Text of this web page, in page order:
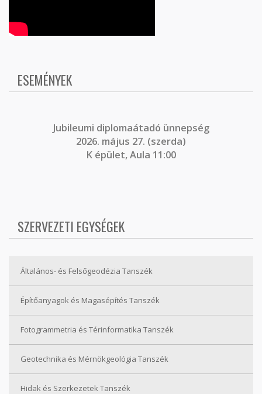
ESEMÉNYEK
Jubileumi diplomaátadó ünnepség
2026. május 27. (szerda)
K épület, Aula 11:00
SZERVEZETI EGYSÉGEK
Általános- és Felsőgeodézia Tanszék
Építőanyagok és Magasépítés Tanszék
Fotogrammetria és Térinformatika Tanszék
Geotechnika és Mérnökgeológia Tanszék
Hidak és Szerkezetek Tanszék